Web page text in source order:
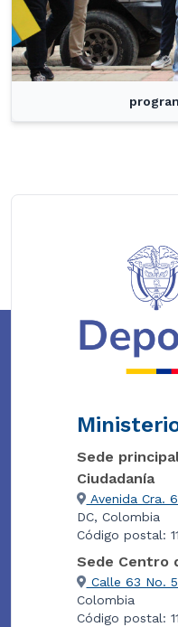
Sede
Ciudadanía
Avenida Cra.
DC, Colombia
Código postal:
Sede Centro
Calle 63 No.
Colombia
Código postal: